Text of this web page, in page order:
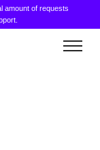
amount of requests